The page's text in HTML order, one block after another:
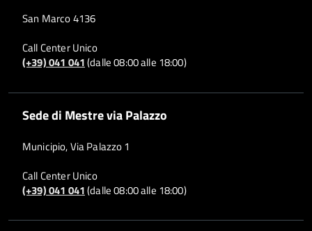
San Marco 4136
Call Center Unico
(+39) 041 041(dalle 08:00 alle 18:00)
Sede di Mestre via Palazzo
Municipio, Via Palazzo 1
Call Center Unico
(+39) 041 041(dalle 08:00 alle 18:00)